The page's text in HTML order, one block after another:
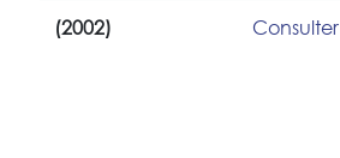
(2002) Consulter